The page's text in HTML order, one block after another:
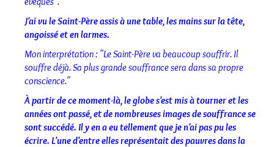
J'ai vu le Saint-Père assis à une table, les mains sur la tête,
angoissé et en larmes.
Mon interprétation : "Le Saint-Père va beaucoup souffrir. Il
souffre déjà. Sa plus grande souffrance sera dans sa propre
conscience."
À partir de ce moment-là, le globe s'est mis à tourner et les
années ont passé, et de nombreuses images de souffrance se
sont succédé. Il y en a eu tellement que je n'ai pas pu les
écrire. L'une d'entre elles représentait des pauvres dans la